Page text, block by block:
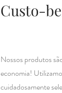
Custo-
Nossos produtos
economia!
cuidadosamente